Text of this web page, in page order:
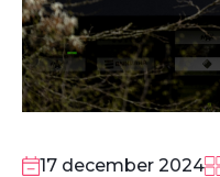
17 december 2024